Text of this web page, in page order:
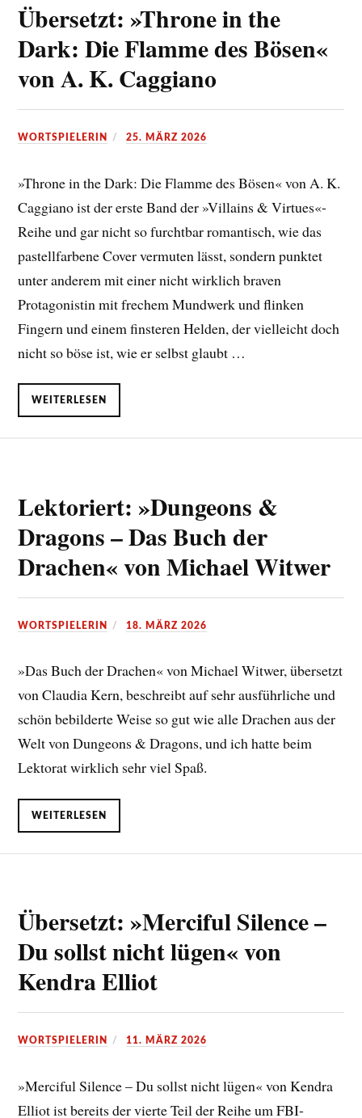
Übersetzt: »Throne in the
Dark: Die Flamme des Bösen«
von A. K. Caggiano
WORTSPIELERIN 25. MÄRZ 2026
»Throne in the Dark: Die Flamme des Bösen« von A. K.
Caggiano ist der erste Band der »Villains & Virtues«-
Reihe und gar nicht so furchtbar romantisch, wie das
pastellfarbene Cover vermuten lässt, sondern punktet
unter anderem mit einer nicht wirklich braven
Protagonistin mit frechem Mundwerk und flinken
Fingern und einem finsteren Helden, der vielleicht doch
nicht so böse ist, wie er selbst glaubt …
WEITERLESEN
Lektoriert: »Dungeons &
Dragons – Das Buch der
Drachen« von Michael Witwer
WORTSPIELERIN 18. MÄRZ 2026
»Das Buch der Drachen« von Michael Witwer, übersetzt
von Claudia Kern, beschreibt auf sehr ausführliche und
schön bebilderte Weise so gut wie alle Drachen aus der
Welt von Dungeons & Dragons, und ich hatte beim
Lektorat wirklich sehr viel Spaß.
WEITERLESEN
Übersetzt: »Merciful Silence –
Du sollst nicht lügen« von
Kendra Elliot
WORTSPIELERIN 11. MÄRZ 2026
»Merciful Silence – Du sollst nicht lügen« von Kendra
Elliot ist bereits der vierte Teil der Reihe um FBI-